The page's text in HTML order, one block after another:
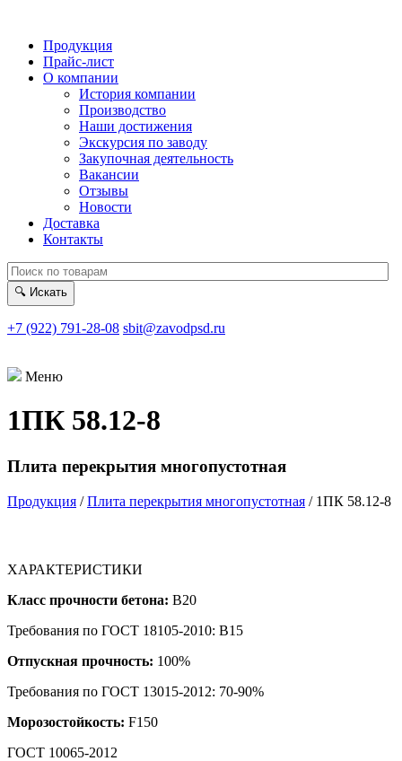
Продукция
Прайс-лист
О компании
История компании
Производство
Наши достижения
Экскурсия по заводу
Закупочная деятельность
Вакансии
Отзывы
Новости
Доставка
Контакты
🔍 Искать
+7 (922) 791-28-08 sbit@zavodpsd.ru
Меню
1ПК 58.12-8
Плита перекрытия многопустотная
Продукция /Плита перекрытия многопустотная / 1ПК 58.12-8
ХАРАКТЕРИСТИКИ
Класс прочности бетона: B20
Требования по ГОСТ 18105-2010: B15
Отпускная прочность: 100%
Требования по ГОСТ 13015-2012: 70-90%
Морозостойкость: F150
ГОСТ 10065-2012